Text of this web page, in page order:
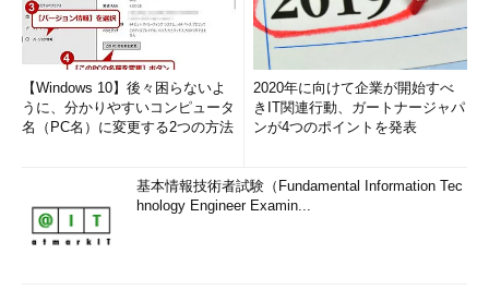
【Windows 10】後々困らないよ
うに、分かりやすいコンピュータ
名（PC名）に変更する2つの方法
2020年に向けて企業が開始すべ
きIT関連行動、ガートナージャパ
ンが4つのポイントを発表
基本情報技術者試験（Fundamental Information Tec
hnology Engineer Examin...